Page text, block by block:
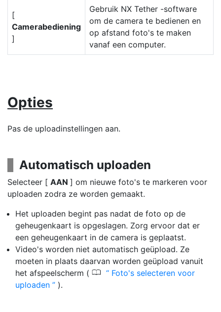
[
Camerabediening
]
Gebruik NX Tether -software
om de camera te bedienen en
op afstand foto's te maken
vanaf een computer.
Opties
Pas de uploadinstellingen aan.
Automatisch uploaden
Selecteer [ AAN ] om nieuwe foto's te markeren voor
uploaden zodra ze worden gemaakt.
Het uploaden begint pas nadat de foto op de
geheugenkaart is opgeslagen. Zorg ervoor dat er
een geheugenkaart in de camera is geplaatst.
Video's worden niet automatisch geüpload. Ze
moeten in plaats daarvan worden geüpload vanuit
het afspeelscherm ( 0
Foto's selecteren voor
uploaden
).